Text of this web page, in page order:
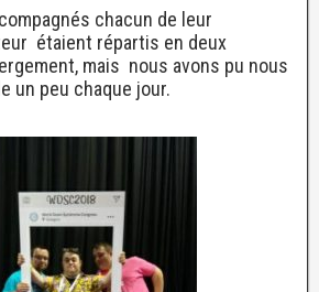
chacun de leur
étaient répartis en deux
mais nous avons pu nous
un peu chaque jour.